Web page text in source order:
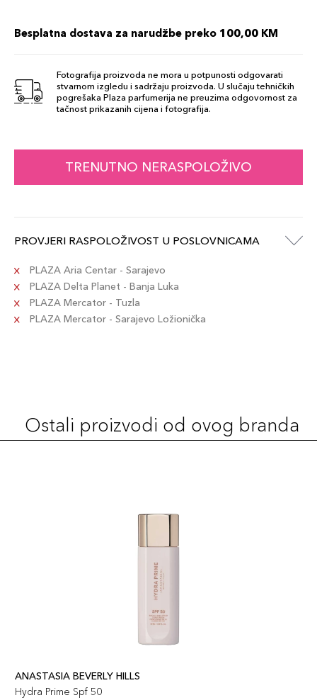
Taupe 38,00 KM
Dark Brown
38,00 KM
Besplatna dostava za narudžbe preko 100,00 KM
Fotografija proizvoda ne mora u potpunosti odgovarati
stvarnom izgledu i sadržaju proizvoda. U slučaju tehničkih
pogrešaka Plaza parfumerija ne preuzima odgovornost za
tačnost prikazanih cijena i fotografija.
TRENUTNO NERASPOLOŽIVO
PROVJERI RASPOLOŽIVOST U POSLOVNICAMA
PLAZA Aria Centar - Sarajevo
PLAZA Delta Planet - Banja Luka
PLAZA Mercator - Tuzla
PLAZA Mercator - Sarajevo Ložionička
Ostali proizvodi od ovog branda
ANASTASIA BEVERLY HILLS
Hydra Prime Spf 50